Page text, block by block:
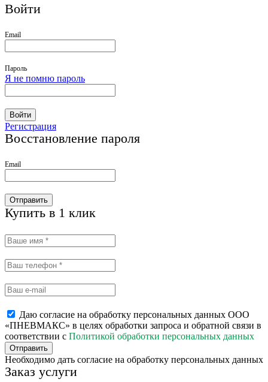
Войти
Email
Пароль
Я не помню пароль
Войти
Регистрация
Восстановление пароля
Email
Отправить
Купить в 1 клик
Даю согласие на обработку персональных данных ООО
«ПНЕВМАКС» в целях обработки запроса и обратной связи в
соответствии с Политикой обработки персональных данных
Отправить
Необходимо дать согласие на обработку персональных данных
Заказ услуги